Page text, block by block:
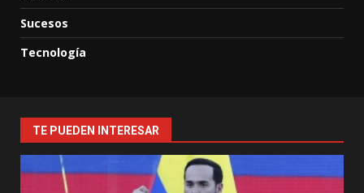
Sucesos
Tecnología
TE PUEDEN INTERESAR